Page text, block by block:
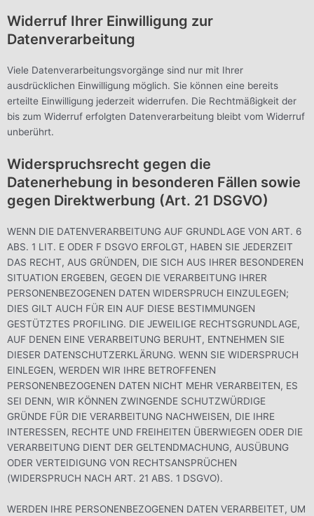
Widerruf Ihrer Einwilligung zur
Datenverarbeitung
Viele Datenverarbeitungsvorgänge sind nur mit Ihrer
ausdrücklichen Einwilligung möglich. Sie können eine bereits
erteilte Einwilligung jederzeit widerrufen. Die Rechtmäßigkeit der
bis zum Widerruf erfolgten Datenverarbeitung bleibt vom Widerruf
unberührt.
Widerspruchsrecht gegen die
Datenerhebung in besonderen Fällen sowie
gegen Direktwerbung (Art. 21 DSGVO)
WENN DIE DATENVERARBEITUNG AUF GRUNDLAGE VON ART. 6
ABS. 1 LIT. E ODER F DSGVO ERFOLGT, HABEN SIE JEDERZEIT
DAS RECHT, AUS GRÜNDEN, DIE SICH AUS IHRER BESONDEREN
SITUATION ERGEBEN, GEGEN DIE VERARBEITUNG IHRER
PERSONENBEZOGENEN DATEN WIDERSPRUCH EINZULEGEN;
DIES GILT AUCH FÜR EIN AUF DIESE BESTIMMUNGEN
GESTÜTZTES PROFILING. DIE JEWEILIGE RECHTSGRUNDLAGE,
AUF DENEN EINE VERARBEITUNG BERUHT, ENTNEHMEN SIE
DIESER DATENSCHUTZERKLÄRUNG. WENN SIE WIDERSPRUCH
EINLEGEN, WERDEN WIR IHRE BETROFFENEN
PERSONENBEZOGENEN DATEN NICHT MEHR VERARBEITEN, ES
SEI DENN, WIR KÖNNEN ZWINGENDE SCHUTZWÜRDIGE
GRÜNDE FÜR DIE VERARBEITUNG NACHWEISEN, DIE IHRE
INTERESSEN, RECHTE UND FREIHEITEN ÜBERWIEGEN ODER DIE
VERARBEITUNG DIENT DER GELTENDMACHUNG, AUSÜBUNG
ODER VERTEIDIGUNG VON RECHTSANSPRÜCHEN
(WIDERSPRUCH NACH ART. 21 ABS. 1 DSGVO).
WERDEN IHRE PERSONENBEZOGENEN DATEN VERARBEITET, UM